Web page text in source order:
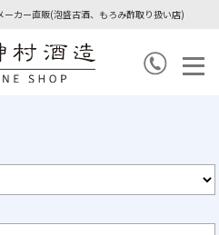
カー直販(泡盛古酒、もろみ酢取り扱い店)